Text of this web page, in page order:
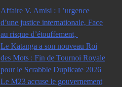
Affaire V. Amisi : L’urgence
d’une justice internationale, Face
au risque d’étouffement,
Le Katanga a son nouveau Roi
des Mots : Fin de Tournoi Royale
pour le Scrabble Duplicate 2026
Le M23 accuse le gouvernement